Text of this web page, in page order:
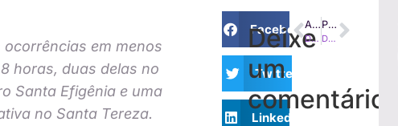
ocorrências em menos
horas, duas delas no
Santa Efigênia e uma
no Santa Tereza.
Facebook
Twitter
LinkedIn
Deixe
um
comentário
ANTERIOR
Descarte os inadimplentes do cômputo de votos de matérias que demandam quóruns qualificados.
PRÓXIMO
Dono de imobiliária é preso suspeito de desvio milionário de condomínios em Porto Alegre